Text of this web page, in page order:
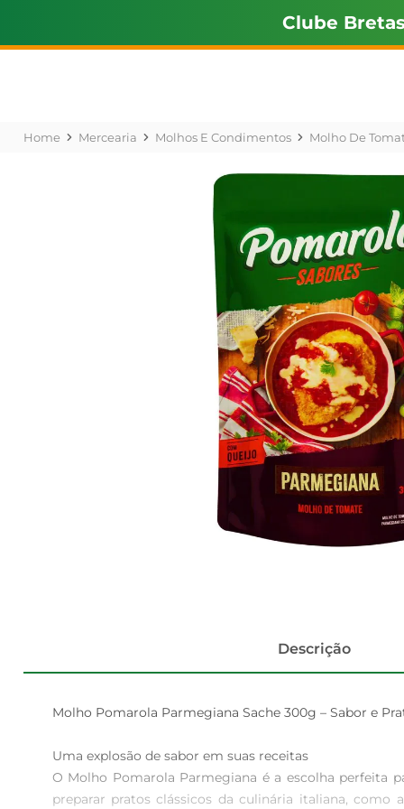
Clube Bretas
Mercearia Molhos E Condimentos Molho De
Descrição
Molho Pomarola Parmegiana Sache 300g – Sabor e
Uma explosão de sabor em suas receitas
O Molho Pomarola Parmegiana é a escolha perfeita
preparar pratos clássicos da culinária italiana, como